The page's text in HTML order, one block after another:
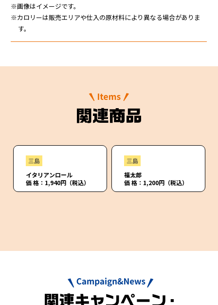
※画像はイメージです。
※カロリーは販売エリアや仕入の原材料により異なる場合がありま
す。
三島
イタリアンロール
価 格：1,940円（税込）
三島
福太郎
価 格：1,200円（税込）